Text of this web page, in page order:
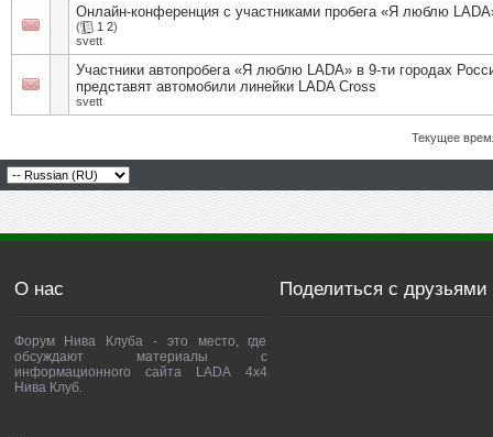
Онлайн-конференция с участниками пробега «Я люблю
( 1 2)
svett
Участники автопробега «Я люблю LADA» в 9-ти городах
представят автомобили линейки LADA Cross
svett
Текущее
О нас
Форум Нива Клуба - это место, где
обсуждают материалы с
информационного сайта LADA 4x4
Нива Клуб.
Поделиться с друзьями